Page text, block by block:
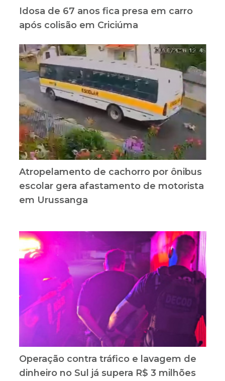
Idosa de 67 anos fica presa em carro
após colisão em Criciúma
Atropelamento de cachorro por ônibus
escolar gera afastamento de motorista
em Urussanga
Operação contra tráfico e lavagem de
dinheiro no Sul já supera R$ 3 milhões